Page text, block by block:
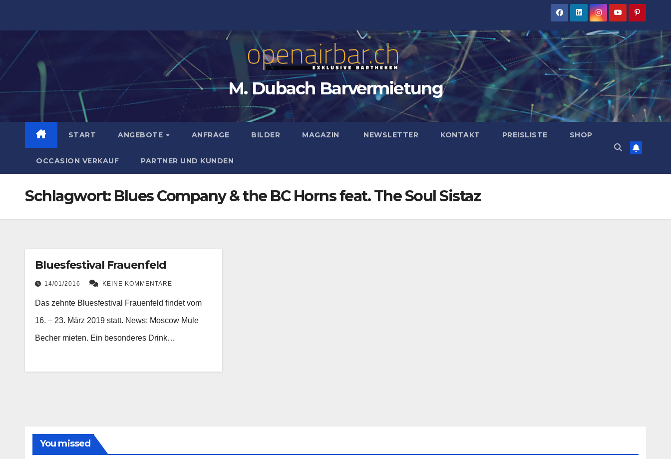
M. Dubach Barvermietung
START ANGEBOTE ANFRAGE BILDER MAGAZIN NEWSLETTER KONTAKT PREISLISTE SHOP
OCCASION VERKAUF PARTNER UND KUNDEN
Schlagwort: Blues Company & the BC Horns feat. The Soul Sistaz
Bluesfestival Frauenfeld
14/01/2016 KEINE KOMMENTARE
Das zehnte Bluesfestival Frauenfeld findet vom
16. – 23. März 2019 statt. News: Moscow Mule
Becher mieten. Ein besonderes Drink…
You missed